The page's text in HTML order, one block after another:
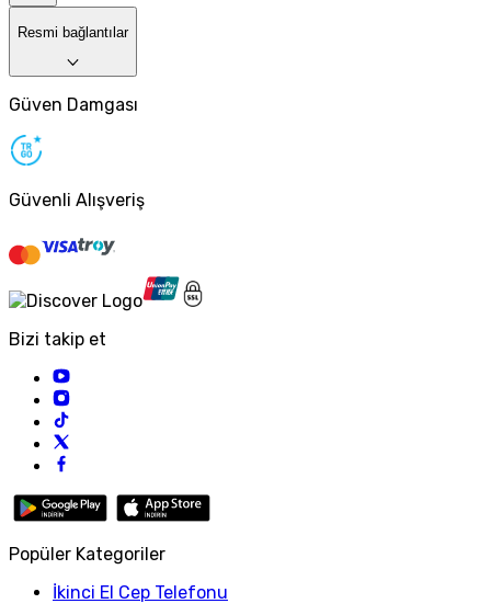
Resmi bağlantılar
Güven Damgası
Güvenli Alışveriş
Bizi takip et
Popüler Kategoriler
İkinci El Cep Telefonu